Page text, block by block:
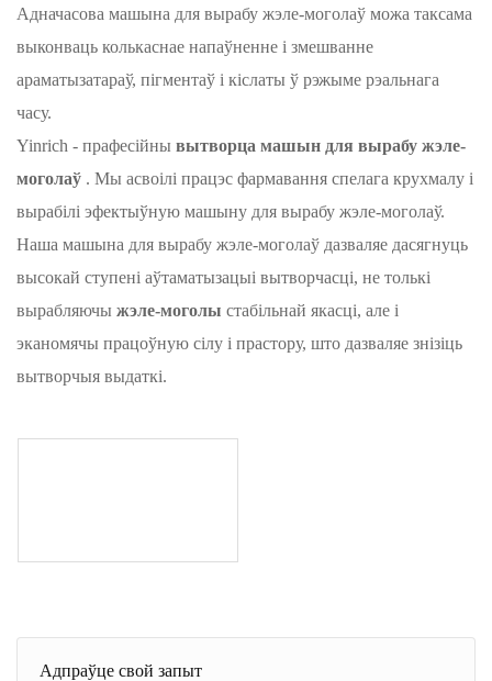
Адначасова машына для вырабу жэле-моголаў можа таксама
выконваць колькаснае напаўненне і змешванне
араматызатараў, пігментаў і кіслаты ў рэжыме рэальнага
часу.
Yinrich - прафесійны вытворца машын для вырабу жэле-
моголаў . Мы асвоілі працэс фармавання спелага крухмалу і
вырабілі эфектыўную машыну для вырабу жэле-моголаў.
Наша машына для вырабу жэле-моголаў дазваляе дасягнуць
высокай ступені аўтаматызацыі вытворчасці, не толькі
вырабляючы жэле-моголы стабільнай якасці, але і
эканомячы працоўную сілу і прастору, што дазваляе знізіць
вытворчыя выдаткі.
Адпраўце свой запыт